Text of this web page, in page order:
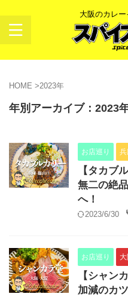
大阪のカレ
HOME >2023年
年別アーカイブ：2023
お店巡り
【タカブ
無二の絶
へ！
2023/6/30
お店巡り 大
【シャン
加減のカ